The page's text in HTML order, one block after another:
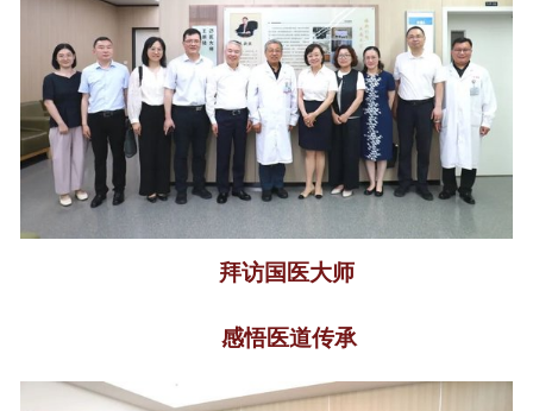
拜访国医大师
感悟医道传承